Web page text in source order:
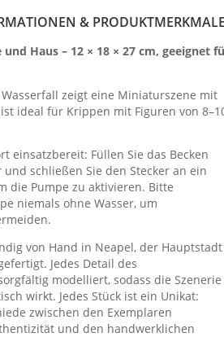
&
Haus – 12 × 18 × 27 cm, geeignet
zeigt eine Miniaturszene mit
ideal für Krippen mit Figuren von
einsatzbereit: Füllen Sie das Becken
schließen Sie den Stecker an ein
die Pumpe zu aktivieren. Bitte
niemals ohne Wasser, um
von Hand in Neapel, der Hauptstadt
Jedes Detail des
modelliert, sodass die Szenerie
wirkt. Jedes Stück ist ein Unikat:
zwischen den Exemplaren
und den handwerklichen